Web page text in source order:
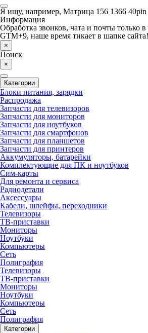
Я ищу, например, Матрица 156 1366 40pin
Информация
Обработка звонков, чата и почты только в
GTM+9, наше время тикает в шапке сайта!
×
Поиск
×
Категории
Блоки питания, зарядки
Распродажа
Запчасти для телевизоров
Запчасти для мониторов
Запчасти для ноутбуков
Запчасти для смартфонов
Запчасти для планшетов
Запчасти для принтеров
Аккумуляторы, батарейки
Комплектующие для ПК и ноутбуков
Сим-карты
Для ремонта и сервиса
Радиодетали
Аксессуары
Кабели, шлейфы, переходники
Телевизоры
ТВ-приставки
Мониторы
Ноутбуки
Компьютеры
Сеть
Полиграфия
Телевизоры
ТВ-приставки
Мониторы
Ноутбуки
Компьютеры
Сеть
Полиграфия
Категории